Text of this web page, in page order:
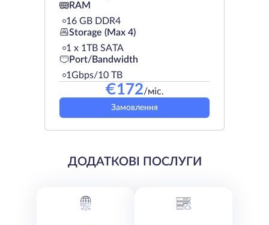
RAM
16 GB DDR4
Storage (Max 4)
1 х 1TB SATA
Port/Bandwidth
1Gbps/10 TB
€172/міс.
Замовлення
ДОДАТКОВІ ПОСЛУГИ